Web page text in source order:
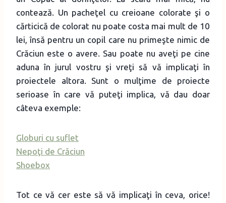
contează. Un pacheţel cu creioane colorate şi o
cărticică de colorat nu poate costa mai mult de 10
lei, însă pentru un copil care nu primeşte nimic de
Crăciun este o avere. Sau poate nu aveţi pe cine
aduna în jurul vostru şi vreţi să vă implicaţi în
proiectele altora. Sunt o mulţime de proiecte
serioase în care vă puteţi implica, vă dau doar
câteva exemple:
Globuri cu suflet
Nepoţi de Crăciun
Shoebox
Tot ce vă cer este să vă implicaţi în ceva, orice!